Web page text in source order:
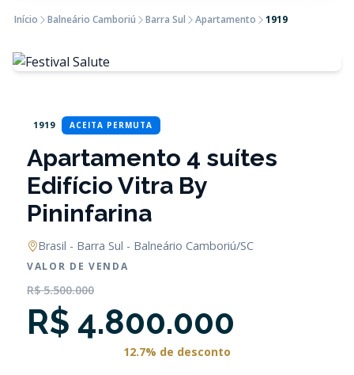
Início Balneário Camboriú Barra Sul Apartamento 1919
1919 ACEITA PERMUTA
Apartamento 4 suítes
Edifício Vitra By
Pininfarina
Brasil - Barra Sul - Balneário Camboriú/SC
VALOR DE VENDA
R$ 5.500.000
R$ 4.800.000
12.7% de desconto